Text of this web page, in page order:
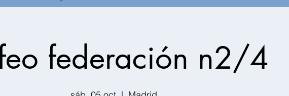
federación n2/4